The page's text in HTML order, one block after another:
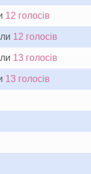
12 голосів
12 голосів
13 голосів
13 голосів